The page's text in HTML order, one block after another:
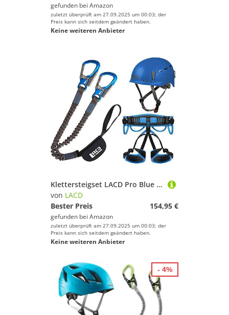
gefunden bei Amazon
zuletzt überprüft am 27.09.2025 um 00:03; der
Preis kann sich seitdem geändert haben.
Keine weiteren Anbieter
Klettersteigset LACD Pro Blue + Gurt Start Größe S + Klettersteig-Helm Protector Blue
von LACD
Bester Preis
154,95 €
gefunden bei Amazon
zuletzt überprüft am 27.09.2025 um 00:03; der
Preis kann sich seitdem geändert haben.
Keine weiteren Anbieter
- 4%